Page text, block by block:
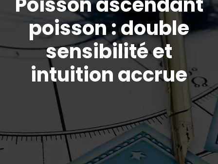
poisson : double
sensibilité et
intuition accrue